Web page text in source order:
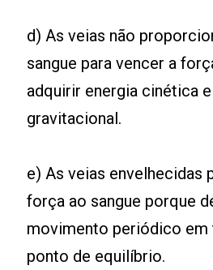
d) As veias não
sangue para vencer a
adquirir energia cinética
gravitacional.
e) As veias envelhecidas
força ao sangue porque
movimento periódico em
ponto de equilíbrio.